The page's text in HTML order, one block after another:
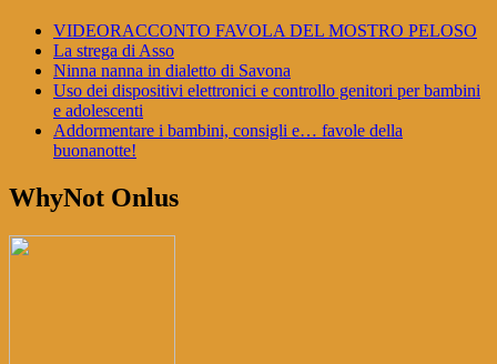
VIDEORACCONTO FAVOLA DEL MOSTRO PELOSO
La strega di Asso
Ninna nanna in dialetto di Savona
Uso dei dispositivi elettronici e controllo genitori per bambini
e adolescenti
Addormentare i bambini, consigli e… favole della
buonanotte!
WhyNot Onlus